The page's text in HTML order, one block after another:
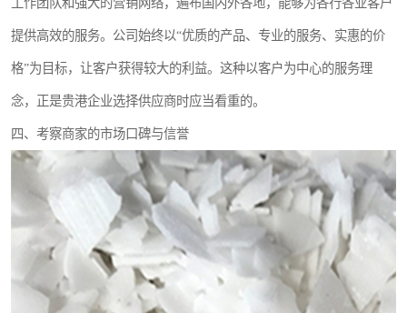
提供高效的服务。公司始终以“优质的产品、专业的服务、实惠的价
格”为目标，让客户获得较大的利益。这种以客户为中心的服务理
念，正是贵港企业选择供应商时应当看重的。
四、考察商家的市场口碑与信誉